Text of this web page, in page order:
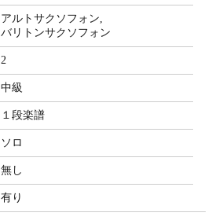
アルトサクソフォン,
バリトンサクソフォン
2
中級
１段楽譜
ソロ
無し
有り